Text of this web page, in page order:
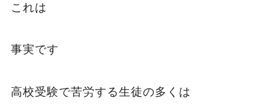
これは
事実です
高校受験で苦労する生徒の多くは